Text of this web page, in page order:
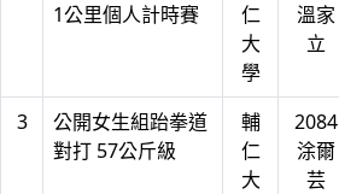
1公里個人計時賽
仁
大
學
溫家
立
3
公開女生組跆拳道
對打 57公斤級
輔
仁
大
2084
涂爾
芸